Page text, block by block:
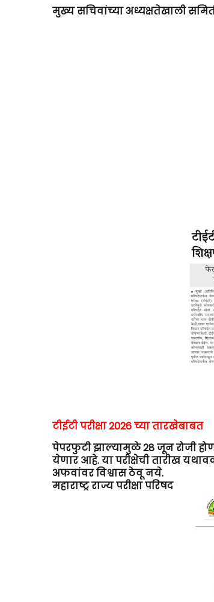
मुख्य सचिवांच्या अध्यक्षतेखाली
टीईटी परीक्षा 2026 च्या तारखेबाबत
पेपरफुटी झाल्यामुळे 28 जून रोजी
येणार आहे. या परीक्षेची तारीख
अफवांवर विश्वास ठेवू नये.
महाराष्ट्र राज्य परीक्षा परिषद